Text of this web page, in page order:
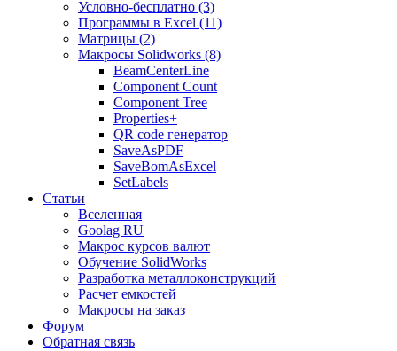
Условно-бесплатно (3)
Программы в Excel (11)
Матрицы (2)
Макросы Solidworks (8)
BeamCenterLine
Component Count
Component Tree
Properties+
QR code генератор
SaveAsPDF
SaveBomAsExcel
SetLabels
Статьи
Вселенная
Goolag RU
Макрос курсов валют
Обучение SolidWorks
Разработка металлоконструкций
Расчет емкостей
Макросы на заказ
Форум
Обратная связь